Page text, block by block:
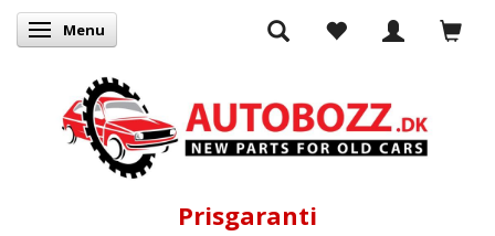
Skifte navigation
Menu
Prisgaranti